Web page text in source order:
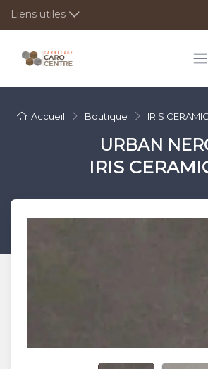
Liens utiles
Accueil Boutique IRIS
URBAN
IRIS